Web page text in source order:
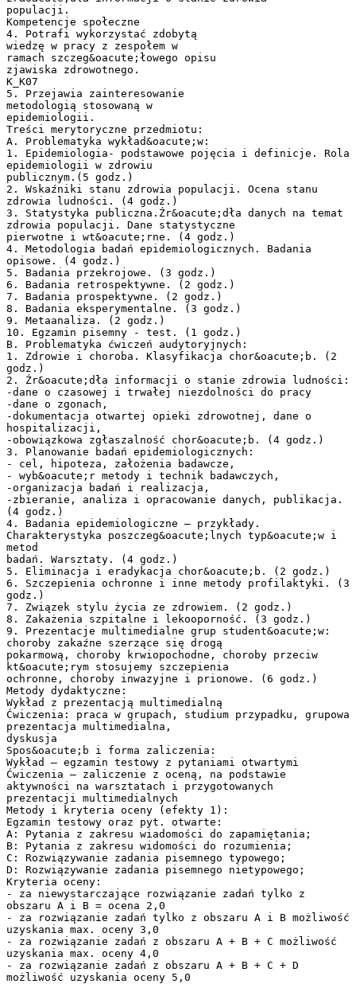
populacji.
Kompetencje społeczne
4. Potrafi wykorzystać zdobytą
wiedzę w pracy z zespołem w
ramach szczeg&oacute;łowego opisu
zjawiska zdrowotnego.
K_K07
5. Przejawia zainteresowanie
metodologią stosowaną w
epidemiologii.
Treści merytoryczne przedmiotu:
A. Problematyka wykład&oacute;w:
1. Epidemiologia- podstawowe pojęcia i definicje. Rola
epidemiologii w zdrowiu
publicznym.(5 godz.)
2. Wskaźniki stanu zdrowia populacji. Ocena stanu
zdrowia ludności. (4 godz.)
3. Statystyka publiczna.Źr&oacute;dła danych na temat
zdrowia populacji. Dane statystyczne
pierwotne i wt&oacute;rne. (4 godz.)
4. Metodologia badań epidemiologicznych. Badania
opisowe. (4 godz.)
5. Badania przekrojowe. (3 godz.)
6. Badania retrospektywne. (2 godz.)
7. Badania prospektywne. (2 godz.)
8. Badania eksperymentalne. (3 godz.)
9. Metaanaliza. (2 godz.)
10. Egzamin pisemny - test. (1 godz.)
B. Problematyka ćwiczeń audytoryjnych:
1. Zdrowie i choroba. Klasyfikacja chor&oacute;b. (2
godz.)
2. Źr&oacute;dła informacji o stanie zdrowia ludności:
-dane o czasowej i trwałej niezdolności do pracy
-dane o zgonach,
-dokumentacja otwartej opieki zdrowotnej, dane o
hospitalizacji,
-obowiązkowa zgłaszalność chor&oacute;b. (4 godz.)
3. Planowanie badań epidemiologicznych:
- cel, hipoteza, założenia badawcze,
- wyb&oacute;r metody i technik badawczych,
-organizacja badań i realizacja,
-zbieranie, analiza i opracowanie danych, publikacja.
(4 godz.)
4. Badania epidemiologiczne – przykłady.
Charakterystyka poszczeg&oacute;lnych typ&oacute;w i
metod
badań. Warsztaty. (4 godz.)
5. Eliminacja i eradykacja chor&oacute;b. (2 godz.)
6. Szczepienia ochronne i inne metody profilaktyki. (3
godz.)
7. Związek stylu życia ze zdrowiem. (2 godz.)
8. Zakażenia szpitalne i lekooporność. (3 godz.)
9. Prezentacje multimedialne grup student&oacute;w:
choroby zakaźne szerzące się drogą
pokarmową, choroby krwiopochodne, choroby przeciw
kt&oacute;rym stosujemy szczepienia
ochronne, choroby inwazyjne i prionowe. (6 godz.)
Metody dydaktyczne:
Wykład z prezentacją multimedialną
Ćwiczenia: praca w grupach, studium przypadku, grupowa
prezentacja multimedialna,
dyskusja
Spos&oacute;b i forma zaliczenia:
Wykład – egzamin testowy z pytaniami otwartymi
Ćwiczenia – zaliczenie z oceną, na podstawie
aktywności na warsztatach i przygotowanych
prezentacji multimedialnych
Metody i kryteria oceny (efekty 1):
Egzamin testowy oraz pyt. otwarte:
A: Pytania z zakresu wiadomości do zapamiętania;
B: Pytania z zakresu widomości do rozumienia;
C: Rozwiązywanie zadania pisemnego typowego;
D: Rozwiązywanie zadania pisemnego nietypowego;
Kryteria oceny:
- za niewystarczające rozwiązanie zadań tylko z
obszaru A i B = ocena 2,0
- za rozwiązanie zadań tylko z obszaru A i B możliwość
uzyskania max. oceny 3,0
- za rozwiązanie zadań z obszaru A + B + C możliwość
uzyskania max. oceny 4,0
- za rozwiązanie zadań z obszaru A + B + C + D
możliwość uzyskania oceny 5,0